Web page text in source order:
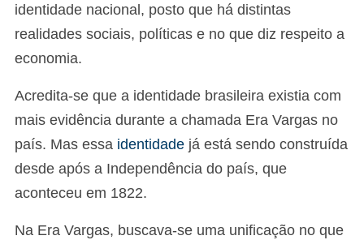
identidade nacional, posto que há distintas
realidades sociais, políticas e no que diz respeito a
economia.
Acredita-se que a identidade brasileira existia com
mais evidência durante a chamada Era Vargas no
país. Mas essa identidade já está sendo construída
desde após a Independência do país, que
aconteceu em 1822.
Na Era Vargas, buscava-se uma unificação no que